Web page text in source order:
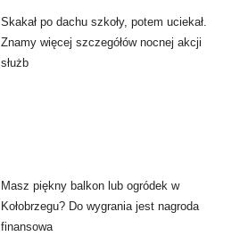
Skakał po dachu szkoły, potem uciekał.
Znamy więcej szczegółów nocnej akcji
służb
Masz piękny balkon lub ogródek w
Kołobrzegu? Do wygrania jest nagroda
finansowa